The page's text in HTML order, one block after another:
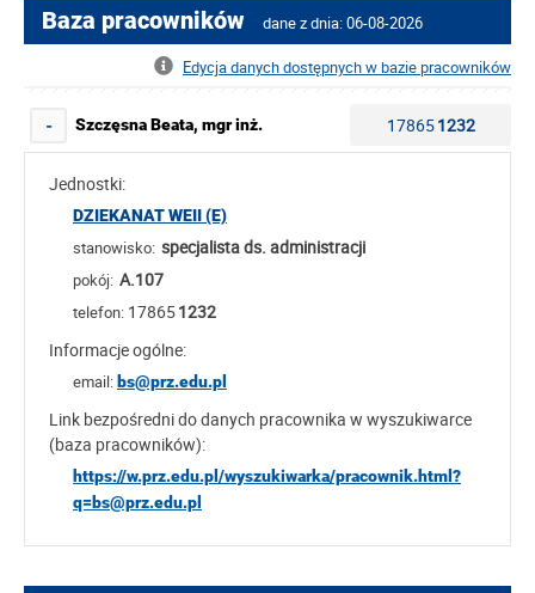
Baza pracowników dane z dnia: 06-08-2026
Edycja danych dostępnych w bazie pracowników
- Szczęsna Beata, mgr inż. 178651232
Jednostki:
DZIEKANAT WEII (E)
stanowisko: specjalista ds. administracji
pokój: A.107
telefon: 178651232
Informacje ogólne:
email: bs@prz.edu.pl
Link bezpośredni do danych pracownika w wyszukiwarce
(baza pracowników):
https://w.prz.edu.pl/wyszukiwarka/pracownik.html?
q=bs@prz.edu.pl